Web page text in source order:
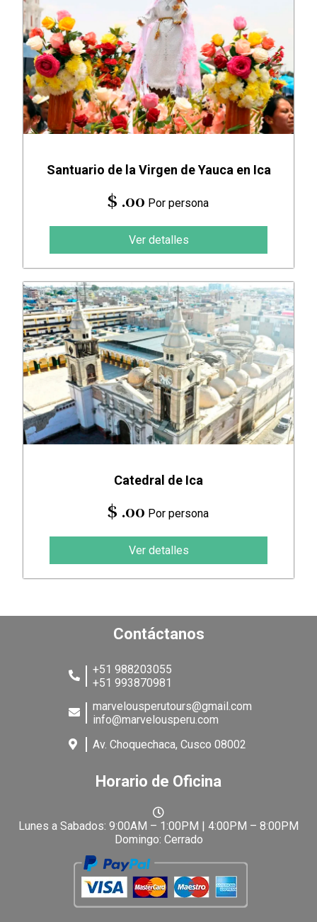
Santuario de la Virgen de Yauca en Ica
$ .00 Por persona
Ver detalles
Catedral de Ica
$ .00 Por persona
Ver detalles
Contáctanos
+51 988203055
+51 993870981
marvelousperutours@gmail.com
info@marvelousperu.com
Av. Choquechaca, Cusco 08002
Horario de Oficina
Lunes a Sabados: 9:00AM – 1:00PM | 4:00PM – 8:00PM
Domingo: Cerrado